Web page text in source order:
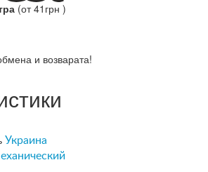
(от 41грн )
и возварата!
Украина